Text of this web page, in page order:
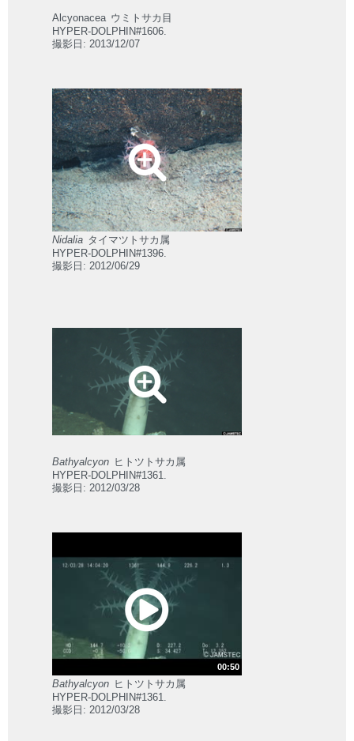
Alcyonacea ウミトサカ目
HYPER-DOLPHIN#1606.
撮影日: 2013/12/07
Nidalia タイマツトサカ属
HYPER-DOLPHIN#1396.
撮影日: 2012/06/29
Bathyalcyon ヒトツトサカ属
HYPER-DOLPHIN#1361.
撮影日: 2012/03/28
00:50
Bathyalcyon ヒトツトサカ属
HYPER-DOLPHIN#1361.
撮影日: 2012/03/28